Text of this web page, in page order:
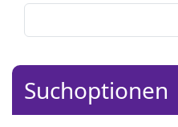
Suchoptionen